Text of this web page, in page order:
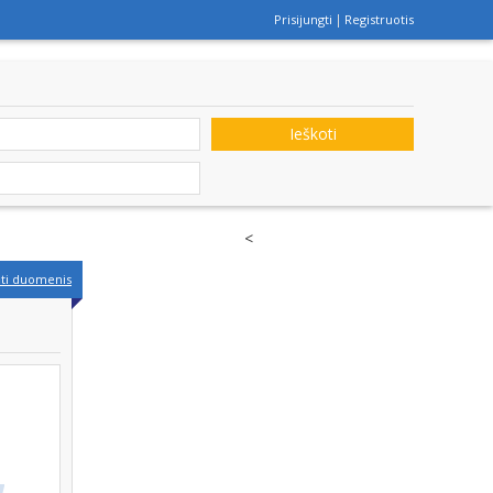
Prisijungti Registruotis
Ieškoti
duomenis
<